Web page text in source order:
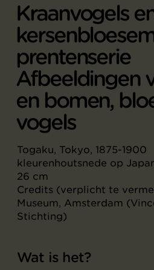
Kraanvogels
prentenserie
Afbeeldingen
en bomen,
vogels
Togaku, Tokyo, 1875-1900
kleurenhoutsnede op
26 cm
Credits (verplicht te
Museum, Amsterdam
Stichting)
Wat is het?